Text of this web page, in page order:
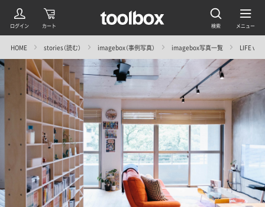
HOME stories（読む） imagebox（事例写真） imagebox写真一覧 LIFE